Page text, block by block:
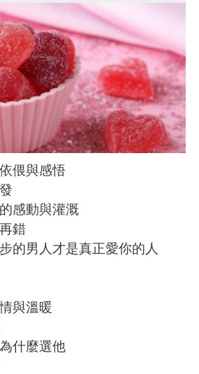
偎與感悟
感動與灌溉
錯
的男人才是真正愛你的人
與溫暖
什麼選他